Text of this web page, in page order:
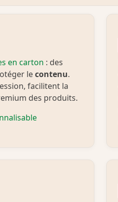
en carton : des
lecontenu.
facilitent la
des produits.